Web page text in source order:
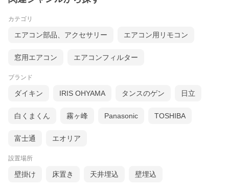
シリーズ ラインナップ
エアコン 6畳 冷暖房
込み
エアコン 12畳 冷暖
エアコン 14畳 冷暖
エアコン 18畳 冷暖
カテゴリ
エアコン部品、アクセサリー エアコン用リモコン
窓用エアコン エアコンフィルター
ブランド
ダイキン IRIS OHYAMA タンスのゲン 日立
白くまくん 霧ヶ峰 Panasonic TOSHIBA
富士通 エオリア
設置場所
壁掛け 床置き 天井埋込 壁埋込